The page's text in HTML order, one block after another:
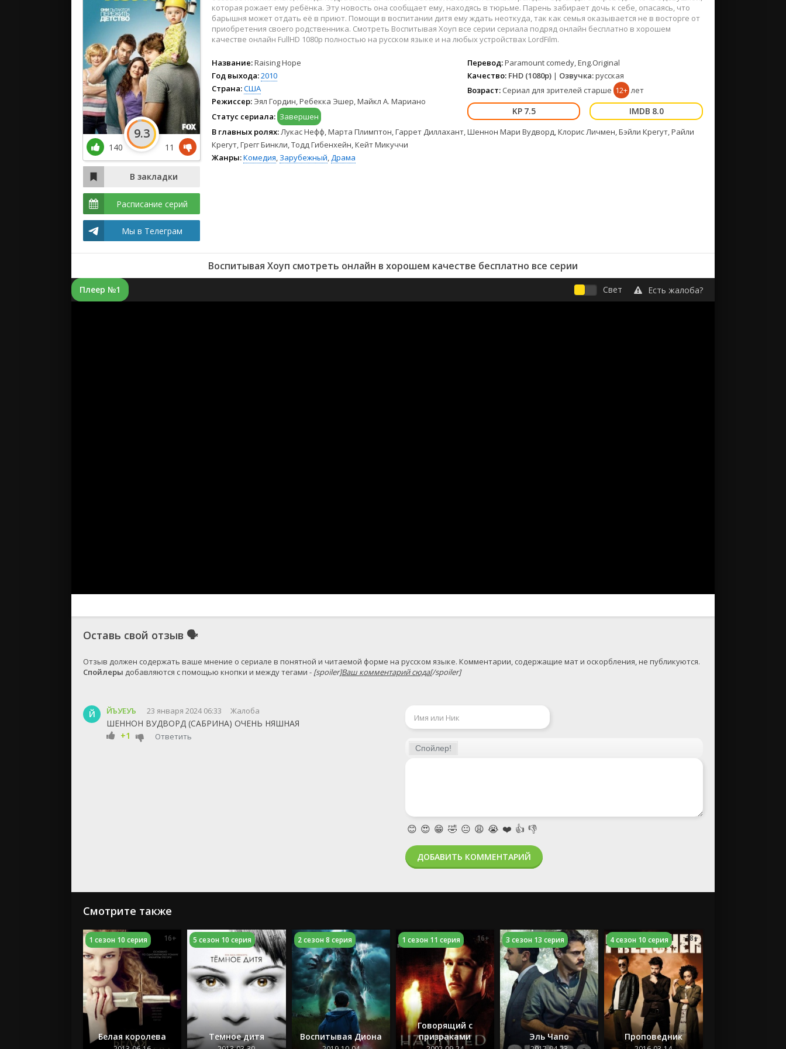
2023
2022
HBO Max
Disney+
Германия
Турция
Корея Южная
Индия
которая рожает ему ребёнка. Эту новость она сообщает ему, находясь в тюрьме. Парень забирает дочь к себе, опасаясь, что
барышня может отдать её в приют. Помощи в воспитании дитя ему ждать неоткуда, так как семья оказывается не в восторге от
приобретения своего родственника. Смотреть Воспитывая Хоуп все серии сериала подряд онлайн бесплатно в хорошем
качестве онлайн FullHD 1080p полностью на русском языке и на любых устройствах LordFilm.
Название:Raising Hope
Год выхода:2010
Страна:США
Режиссер: Эял Гордин, Ребекка Эшер, Майкл А. Мариано
Статус сериала: Завершен
Перевод:Paramount comedy, Eng.Original
Качество: FHD (1080p)| Озвучка:русская
Возраст:Сериал для зрителей старше 12+лет
7.5 8.0
В главных ролях:Лукас Нефф, Марта Плимптон, Гаррет Диллахант, Шеннон Мари Вудворд, Клорис Личмен, Бэйли Крегут, Райли
Крегут, Грегг Бинкли, Тодд Гибенхейн, Кейт Микуччи
Жанры:Комедия, Зарубежный,Драма
140
9.3
11
Расписание серий
Мы в Телеграм
Воспитывая Хоуп смотреть онлайн в хорошем качестве бесплатно все серии
Плеер №1 Свет Есть жалоба?
Оставь свой отзыв 🗣
Спойлеры добавляются с помощью кнопки и между тегами - [spoiler]Ваш комментарий сюда[/spoiler]
Й ЙЪУЕУЪ 23 января 2024 06:33 Жалоба
ШЕННОН ВУДВОРД (САБРИНА) ОЧЕНЬ НЯШНАЯ
+1
Ответить
😊 😍 😁 🤣 😐 😩 😭 ❤️ 👍 👎
ДОБАВИТЬ КОММЕНТАРИЙ
Смотрите также
Белая королева
1 сезон 10 серия 16+
Темное дитя
5 сезон 10 серия 16+
Воспитывая Диона
2 сезон 8 серия
Говорящий с
призраками
1 сезон 11 серия 16+
Эль Чапо
3 сезон 13 серия 16+
Проповедник
4 сезон 10 серия 18+